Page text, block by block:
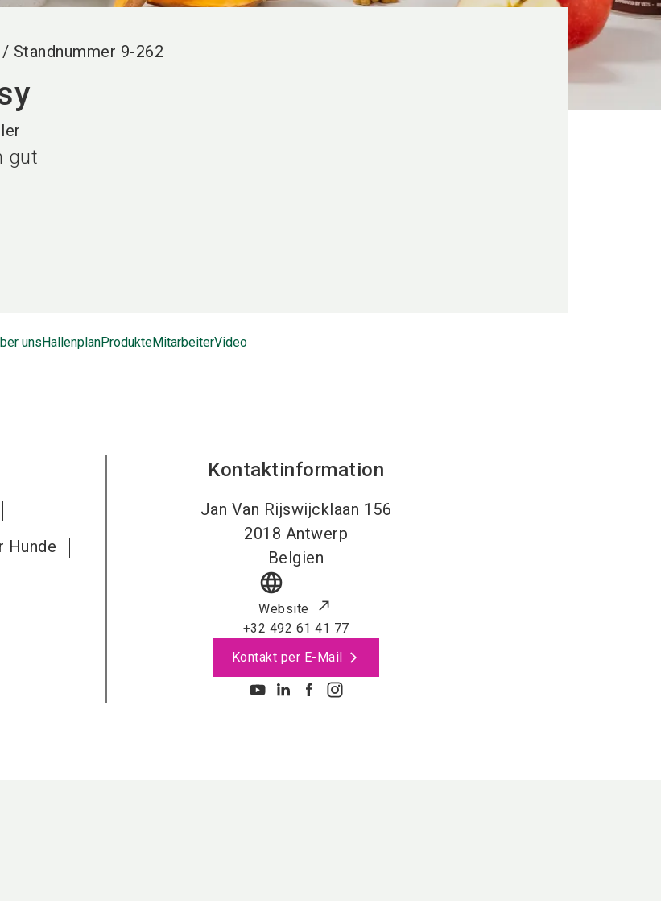
/ Standnummer 9-262
gut
unsHallenplanProdukteMitarbeiterVideo
Hunde
Kontaktinformation
Jan Van Rijswijcklaan 156
2018 Antwerp
Belgien
language
Website
+32 492 61 41 77
Kontakt per E-Mail